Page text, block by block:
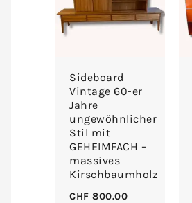
Sideboard
Vintage 60-er
Jahre
ungewöhnlicher
Stil mit
GEHEIMFACH –
massives
Kirschbaumholz
CHF 800.00